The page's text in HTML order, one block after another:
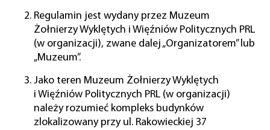
Regulamin jest wydany przez Muzeum
Żołnierzy Wyklętych i Więźniów Politycznych PRL
(w organizacji), zwane dalej „Organizatorem” lub
„Muzeum”.
Jako teren Muzeum Żołnierzy Wyklętych
i Więźniów Politycznych PRL (w organizacji)
należy rozumieć kompleks budynków
zlokalizowany przy ul. Rakowieckiej 37